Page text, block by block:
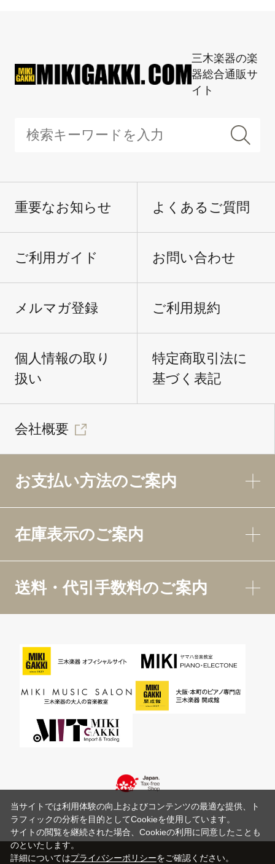
三木楽器の楽
器総合通販サ
イト
重要なお知らせ よくあるご質問
ご利用ガイド お問い合わせ
メルマガ登録 ご利用規約
個人情報の取り
扱い
特定商取引法に
基づく表記
会社概要
お支払い方法のご案内
在庫表示のご案内
送料・代引手数料のご案内
当サイトでは利用体験の向上およびコンテンツの最適な提供、ト
ラフィックの分析を目的としてCookieを使用しています。
サイトの閲覧を継続された場合、Cookieの利用に同意したことも
のといたします。
詳細についてはプライバシーポリシーをご確認ください。